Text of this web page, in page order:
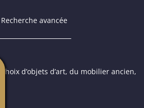
Recherche avancée
d’objets d’art, du mobilier ancien,